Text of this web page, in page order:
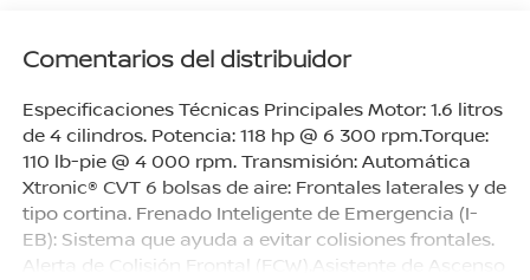
Comentarios del distribuidor
Especificaciones Técnicas Principales Motor: 1.6 litros
de 4 cilindros. Potencia: 118 hp @ 6 300 rpm.Torque:
110 lb-pie @ 4 000 rpm. Transmisión: Automática
Xtronic® CVT 6 bolsas de aire: Frontales laterales y de
tipo cortina. Frenado Inteligente de Emergencia (I-
EB): Sistema que ayuda a evitar colisiones frontales.
Alerta de Colisión Frontal (FCW).Asistente de Ascenso